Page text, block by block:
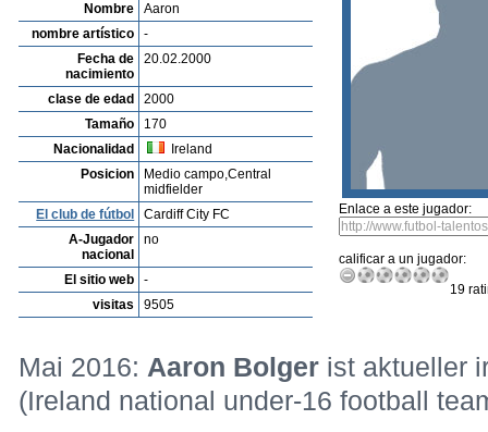
Nombre
Aaron
nombre artístico
-
Fecha de
nacimiento
20.02.2000
clase de edad
2000
Tamaño
170
Nacionalidad
Ireland
Posicion
Medio campo,Central
midfielder
El club de fútbol
Cardiff City FC
A-Jugador
nacional
no
El sitio web
-
visitas
9505
Enlace a este jugador:
calificar a un jugador:
19
Mai 2016: Aaron Bolger ist aktueller
(Ireland national under-16 football